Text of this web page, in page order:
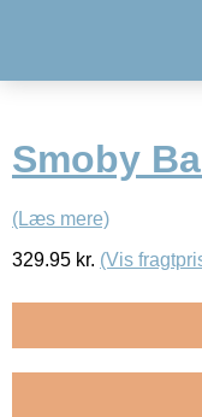
Smoby
(Læs mere)
329.95 kr. (Vis